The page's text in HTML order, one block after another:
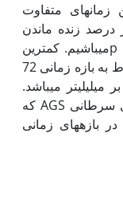
متفاوت
درصد زنده ماندن
سلول‏ها و IC50 در سطح احتمال 05/0˂ pمی‏باشیم. کمترین
میزان IC50 عصاره آبی گیاه گل حنا مربوط به بازه زمانی 72
87/2 میلی‏گرم بر میلی‏لیتر می‏باشد.
جدول 1 میزان IC50 مربوط به سلول‫های سرطانی AGS که
تحت تاثیر عصاره آبی ریحان و گل حنا در بازه‫های زمانی